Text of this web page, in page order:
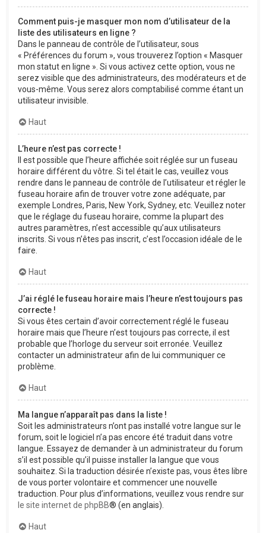
Comment puis-je masquer mon nom d’utilisateur de la
liste des utilisateurs en ligne ?
Dans le panneau de contrôle de l’utilisateur, sous
« Préférences du forum », vous trouverez l’option « Masquer
mon statut en ligne ». Si vous activez cette option, vous ne
serez visible que des administrateurs, des modérateurs et de
vous-même. Vous serez alors comptabilisé comme étant un
utilisateur invisible.
Haut
L’heure n’est pas correcte !
Il est possible que l’heure affichée soit réglée sur un fuseau
horaire différent du vôtre. Si tel était le cas, veuillez vous
rendre dans le panneau de contrôle de l’utilisateur et régler le
fuseau horaire afin de trouver votre zone adéquate, par
exemple Londres, Paris, New York, Sydney, etc. Veuillez noter
que le réglage du fuseau horaire, comme la plupart des
autres paramètres, n’est accessible qu’aux utilisateurs
inscrits. Si vous n’êtes pas inscrit, c’est l’occasion idéale de le
faire.
Haut
J’ai réglé le fuseau horaire mais l’heure n’est toujours pas
correcte !
Si vous êtes certain d’avoir correctement réglé le fuseau
horaire mais que l’heure n’est toujours pas correcte, il est
probable que l’horloge du serveur soit erronée. Veuillez
contacter un administrateur afin de lui communiquer ce
problème.
Haut
Ma langue n’apparaît pas dans la liste !
Soit les administrateurs n’ont pas installé votre langue sur le
forum, soit le logiciel n’a pas encore été traduit dans votre
langue. Essayez de demander à un administrateur du forum
s’il est possible qu’il puisse installer la langue que vous
souhaitez. Si la traduction désirée n’existe pas, vous êtes libre
de vous porter volontaire et commencer une nouvelle
traduction. Pour plus d’informations, veuillez vous rendre sur
le site internet de phpBB® (en anglais).
Haut